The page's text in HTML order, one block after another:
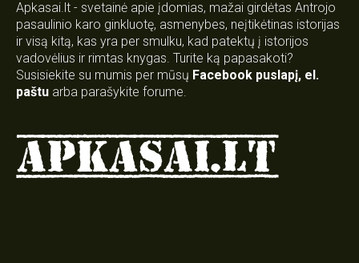
Apkasai.lt - svetainė apie įdomias, mažai girdėtas Antrojo
pasaulinio karo ginkluotę, asmenybes, neįtikėtinas istorijas
ir visą kitą, kas yra per smulku, kad patektų į istorijos
vadovėlius ir rimtas knygas. Turite ką papasakoti?
Susisiekite su mumis per mūsų Facebook puslapį, el.
paštu arba parašykite forume.